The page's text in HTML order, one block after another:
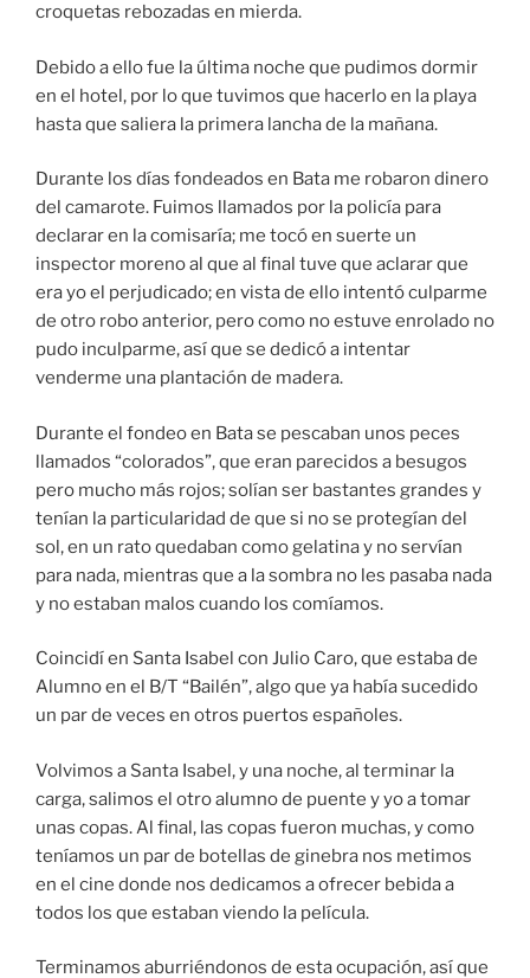
croquetas rebozadas en mierda.
Debido a ello fue la última noche que pudimos dormir
en el hotel, por lo que tuvimos que hacerlo en la playa
hasta que saliera la primera lancha de la mañana.
Durante los días fondeados en Bata me robaron dinero
del camarote. Fuimos llamados por la policía para
declarar en la comisaría; me tocó en suerte un
inspector moreno al que al final tuve que aclarar que
era yo el perjudicado; en vista de ello intentó culparme
de otro robo anterior, pero como no estuve enrolado no
pudo inculparme, así que se dedicó a intentar
venderme una plantación de madera.
Durante el fondeo en Bata se pescaban unos peces
llamados “colorados”, que eran parecidos a besugos
pero mucho más rojos; solían ser bastantes grandes y
tenían la particularidad de que si no se protegían del
sol, en un rato quedaban como gelatina y no servían
para nada, mientras que a la sombra no les pasaba nada
y no estaban malos cuando los comíamos.
Coincidí en Santa Isabel con Julio Caro, que estaba de
Alumno en el B/T “Bailén”, algo que ya había sucedido
un par de veces en otros puertos españoles.
Volvimos a Santa Isabel, y una noche, al terminar la
carga, salimos el otro alumno de puente y yo a tomar
unas copas. Al final, las copas fueron muchas, y como
teníamos un par de botellas de ginebra nos metimos
en el cine donde nos dedicamos a ofrecer bebida a
todos los que estaban viendo la película.
Terminamos aburriéndonos de esta ocupación, así que